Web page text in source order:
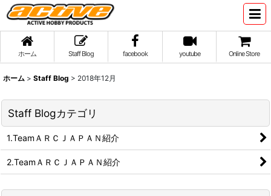
ホーム Staff Blog facebook youtube Online Store
ホーム > Staff Blog > 2018年12月
Staff Blogカテゴリ
1.TeamＡＲＣＪＡＰＡＮ紹介
2.TeamＡＲＣＪＡＰＡＮ紹介